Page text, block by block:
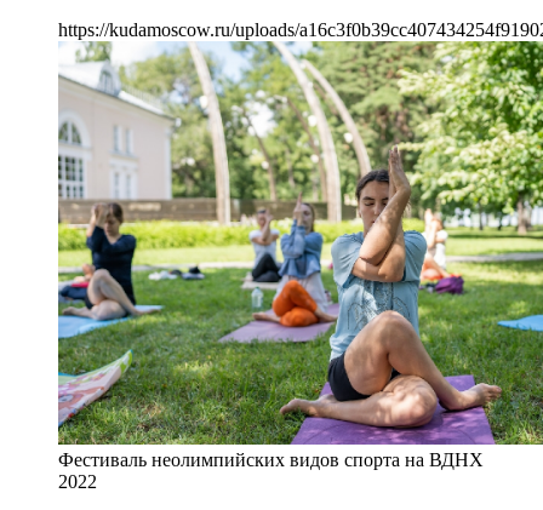
https://kudamoscow.ru/uploads/
Фестиваль неолимпийских видов спорта на ВДНХ
2022